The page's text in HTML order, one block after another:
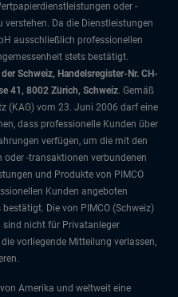
oder -
Da die Dienstleistungen
ausschließlich professionellen
stets bestätigt.
Schweiz, Handelsregister-Nr. CH-
41, 8002 Zürich, Schweiz. Gemäß
(KAG) vom 23. Juni 2006 darf eine
dass professionelle Kunden über
verfügen, um die mit den
-transaktionen verbundenen
und Produkte von PIMCO
Kunden angeboten
Die von PIMCO (Schweiz)
sind nicht für Privatanleger
vorliegende Mitteilung verlassen,
Amerika und weltweit eine